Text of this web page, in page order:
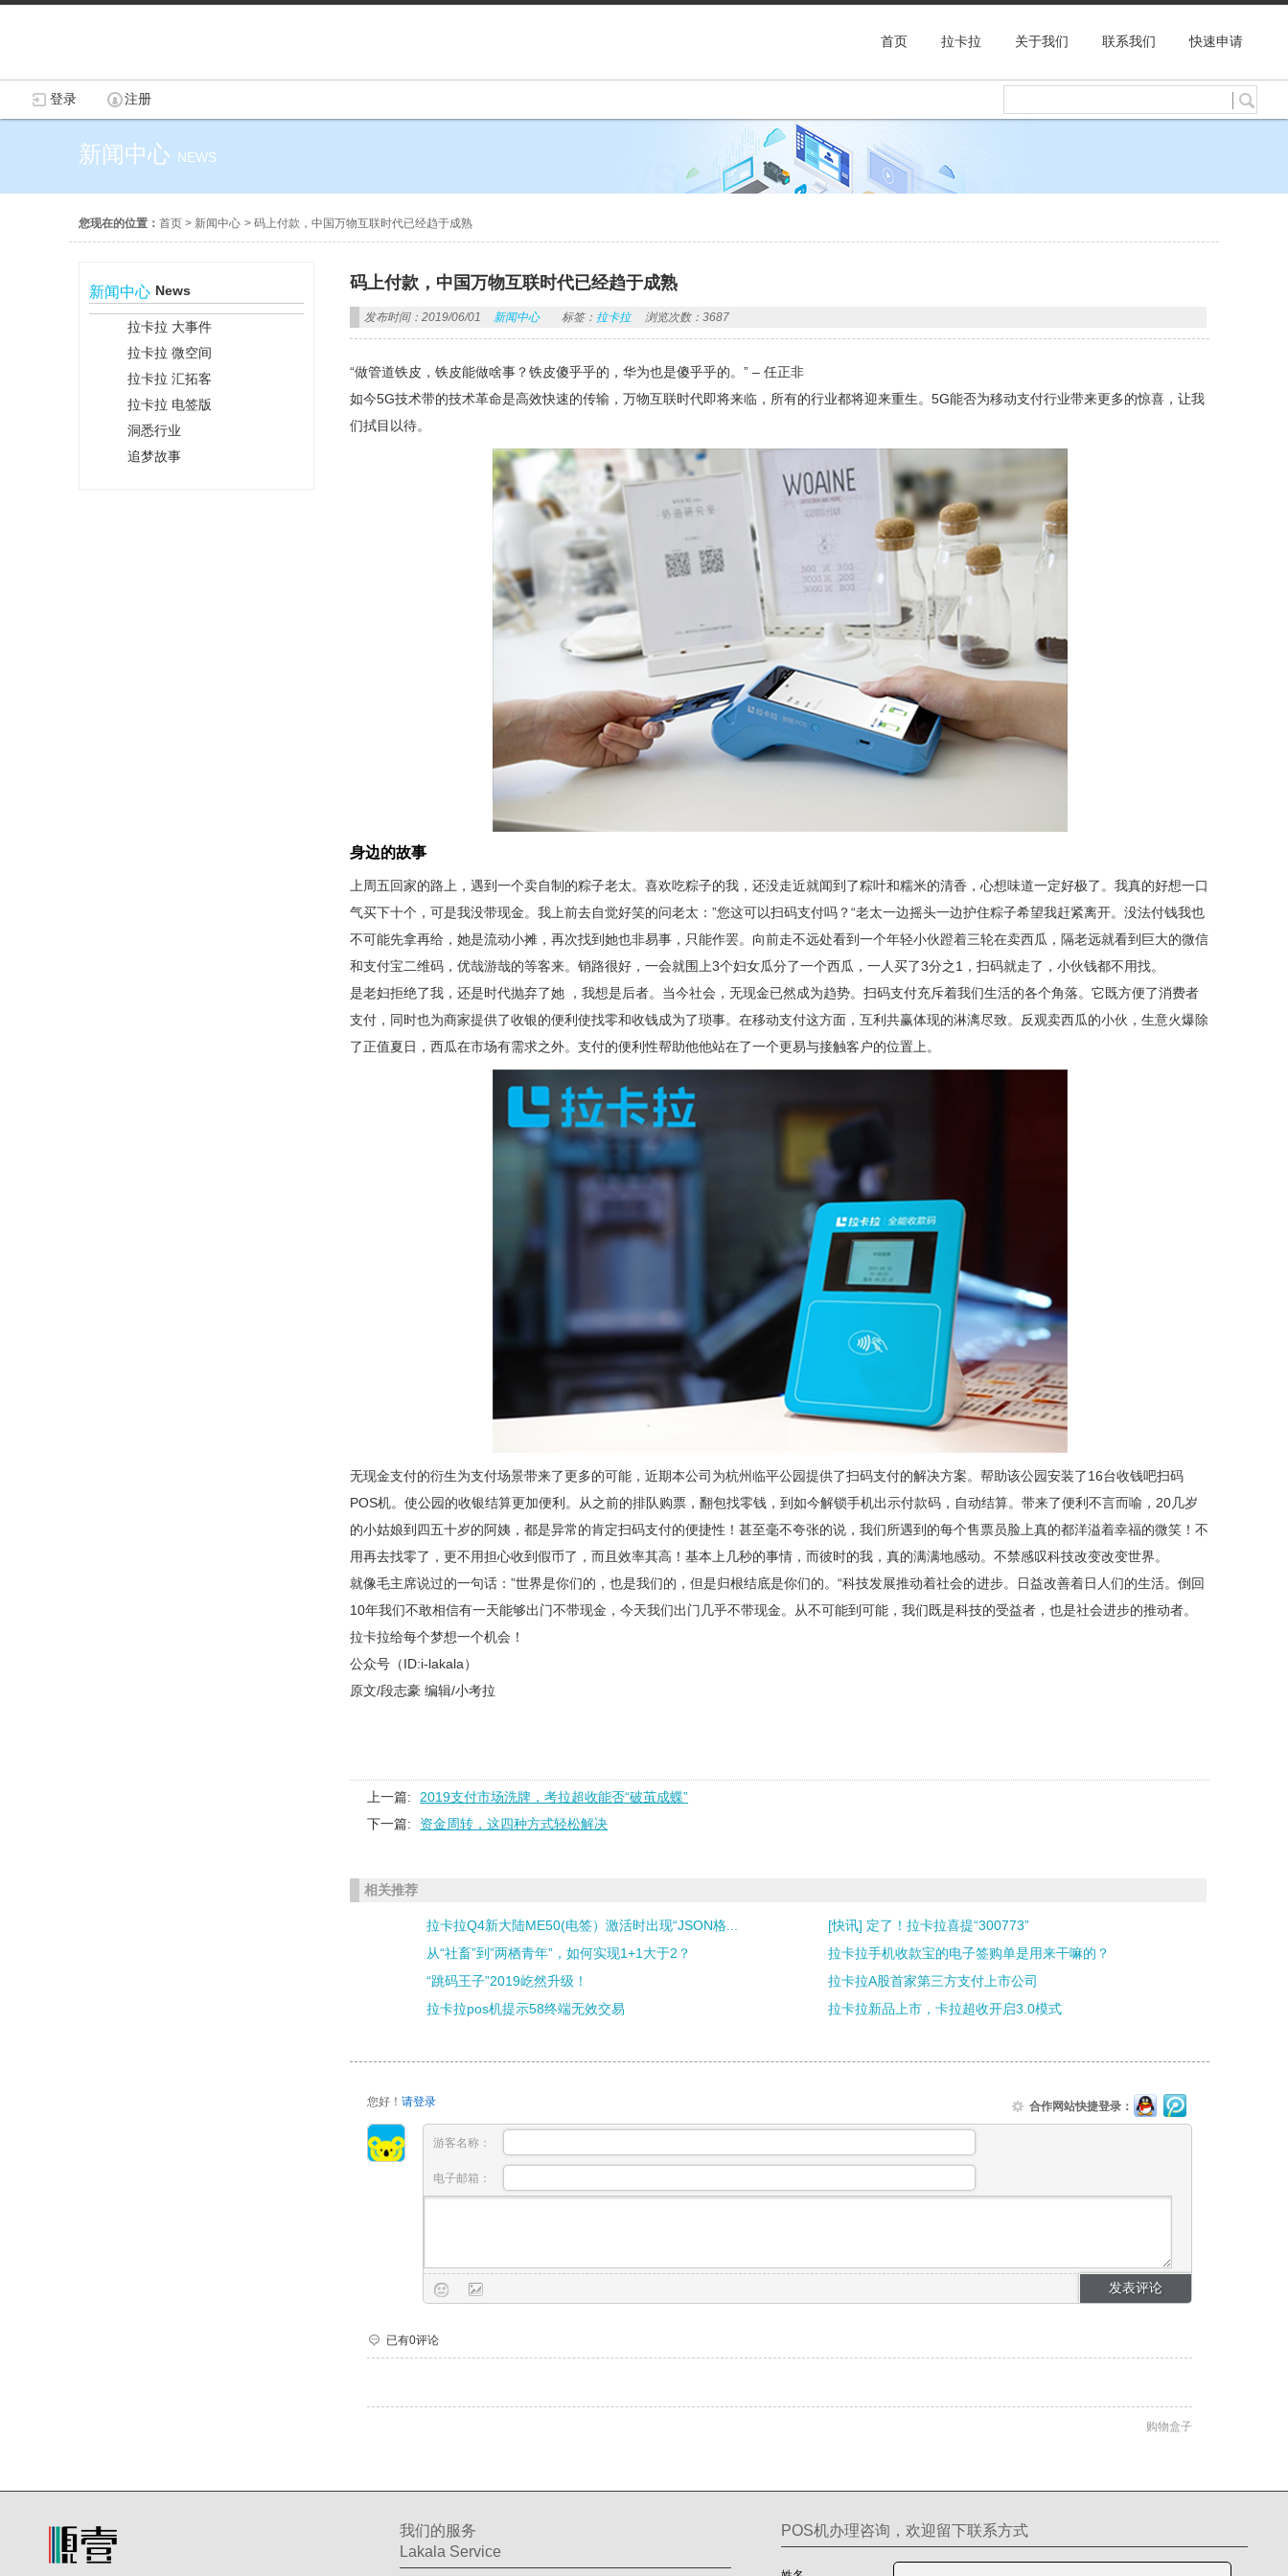
首页 拉卡拉 关于我们 联系我们 快速申请
登录 注册
新闻中心 NEWS
您现在的位置： 首页 > 新闻中心 > 码上付款，中国万物互联时代已经趋于成熟
新闻中心 News
拉卡拉 大事件
拉卡拉 微空间
拉卡拉 汇拓客
拉卡拉 电签版
洞悉行业
追梦故事
码上付款，中国万物互联时代已经趋于成熟
发布时间：2019/06/01 新闻中心 标签： 拉卡拉 浏览次数：3687
“做管道铁皮，铁皮能做啥事？铁皮傻乎乎的，华为也是傻乎乎的。” – 任正非
如今5G技术带的技术革命是高效快速的传输，万物互联时代即将来临，所有的行业都将迎来重生。5G能否为移动支付行业带来更多的惊喜，让我
们拭目以待。
身边的故事
上周五回家的路上，遇到一个卖自制的粽子老太。喜欢吃粽子的我，还没走近就闻到了粽叶和糯米的清香，心想味道一定好极了。我真的好想一口
气买下十个，可是我没带现金。我上前去自觉好笑的问老太：”您这可以扫码支付吗？“老太一边摇头一边护住粽子希望我赶紧离开。没法付钱我也
不可能先拿再给，她是流动小摊，再次找到她也非易事，只能作罢。向前走不远处看到一个年轻小伙蹬着三轮在卖西瓜，隔老远就看到巨大的微信
和支付宝二维码，优哉游哉的等客来。销路很好，一会就围上3个妇女瓜分了一个西瓜，一人买了3分之1，扫码就走了，小伙钱都不用找。
是老妇拒绝了我，还是时代抛弃了她 ，我想是后者。当今社会，无现金已然成为趋势。扫码支付充斥着我们生活的各个角落。它既方便了消费者
支付，同时也为商家提供了收银的便利使找零和收钱成为了琐事。在移动支付这方面，互利共赢体现的淋漓尽致。反观卖西瓜的小伙，生意火爆除
了正值夏日，西瓜在市场有需求之外。支付的便利性帮助他他站在了一个更易与接触客户的位置上。
无现金支付的衍生为支付场景带来了更多的可能，近期本公司为杭州临平公园提供了扫码支付的解决方案。帮助该公园安装了16台收钱吧扫码
POS机。使公园的收银结算更加便利。从之前的排队购票，翻包找零钱，到如今解锁手机出示付款码，自动结算。带来了便利不言而喻，20几岁
的小姑娘到四五十岁的阿姨，都是异常的肯定扫码支付的便捷性！甚至毫不夸张的说，我们所遇到的每个售票员脸上真的都洋溢着幸福的微笑！不
用再去找零了，更不用担心收到假币了，而且效率其高！基本上几秒的事情，而彼时的我，真的满满地感动。不禁感叹科技改变改变世界。
就像毛主席说过的一句话：”世界是你们的，也是我们的，但是归根结底是你们的。“科技发展推动着社会的进步。日益改善着日人们的生活。倒回
10年我们不敢相信有一天能够出门不带现金，今天我们出门几乎不带现金。从不可能到可能，我们既是科技的受益者，也是社会进步的推动者。
拉卡拉给每个梦想一个机会！
公众号（ID:i-lakala）
原文/段志豪 编辑/小考拉
上一篇:
2019支付市场洗牌，考拉超收能否“破茧成蝶”
下一篇:
资金周转，这四种方式轻松解决
相关推荐
拉卡拉Q4新大陆ME50(电签）激活时出现“JSON格...
[快讯] 定了！拉卡拉喜提“300773”
从“社畜”到”两栖青年”，如何实现1+1大于2？
拉卡拉手机收款宝的电子签购单是用来干嘛的？
“跳码王子”2019屹然升级！
拉卡拉A股首家第三方支付上市公司
拉卡拉pos机提示58终端无效交易
拉卡拉新品上市，卡拉超收开启3.0模式
您好！请登录 合作网站快捷登录：
游客名称：
电子邮箱：
已有0评论
购物盒子
我们的服务
Lakala Service
POS机办理咨询，欢迎留下联系方式